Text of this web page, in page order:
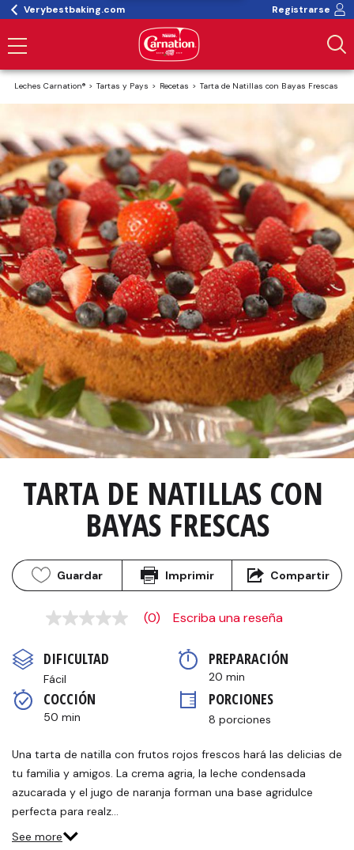
Verybestbaking.com Registrarse
Leches Carnation® Tartas y Pays Recetas Tarta de Natillas con Bayas Frescas
TARTA DE NATILLAS CON
BAYAS FRESCAS
Guardar Imprimir Compartir
Sin
en
la
misma
página.
(0) Escriba una reseña
DIFICULTAD
Fácil
PREPARACIÓN
20 min
COCCIÓN
50 min
PORCIONES
8 porciones
Una tarta de natilla con frutos rojos frescos hará las delicias de
tu familia y amigos. La crema agria, la leche condensada
azucarada y el jugo de naranja forman una base agridulce
perfecta para realz…
See more